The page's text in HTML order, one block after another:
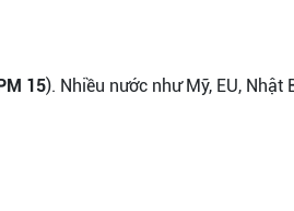
15). Nhiều nước như Mỹ, EU, Nhật